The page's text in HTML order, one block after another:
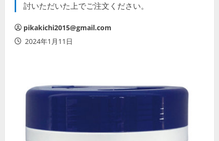
討いただいた上でご注文ください。
pikakichi2015@gmail.com
2024年1月11日